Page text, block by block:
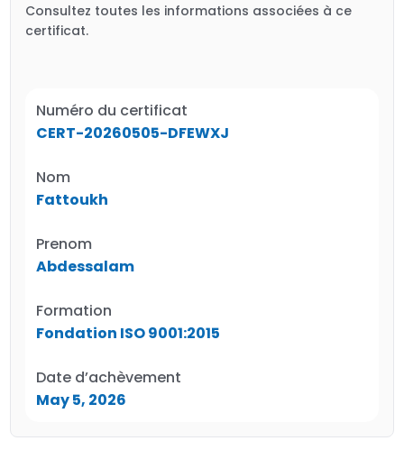
Consultez toutes les informations associées à ce
certificat.
Numéro du certificat
CERT-20260505-DFEWXJ
Nom
Fattoukh
Prenom
Abdessalam
Formation
Fondation ISO 9001:2015
Date d’achèvement
May 5, 2026